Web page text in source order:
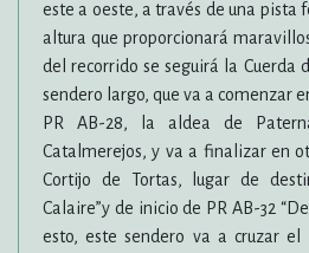
este a oeste, a través de una pista
altura que proporcionará
del recorrido se seguirá la Cuerda
sendero largo, que va a comenzar
PR AB-28, la aldea de
Catalmerejos, y va a finalizar en
Cortijo de Tortas, lugar de
Calaire”y de inicio de PR AB-32
esto, este sendero va a cruzar el